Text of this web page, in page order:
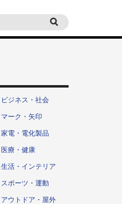
ビジネス・社会
マーク・矢印
家電・電化製品
医療・健康
生活・インテリア
スポーツ・運動
アウトドア・屋外